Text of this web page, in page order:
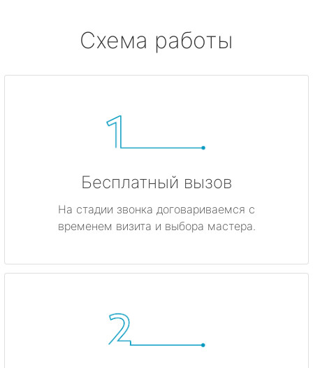
Схема работы
Бесплатный вызов
На стадии звонка договариваемся с
временем визита и выбора мастера.